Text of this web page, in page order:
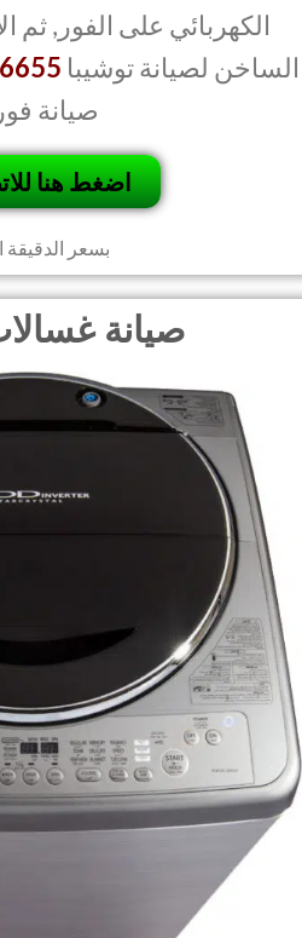
الكهربائي على الفور, ثم
الساخن لصيانة توشيبا
صيانة
اضغط هنا
بسعر الدقيقة
صيانة